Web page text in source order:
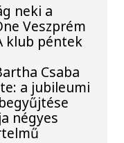
neki a
Veszprém
klub péntek
Csaba
a jubileumi
négyes